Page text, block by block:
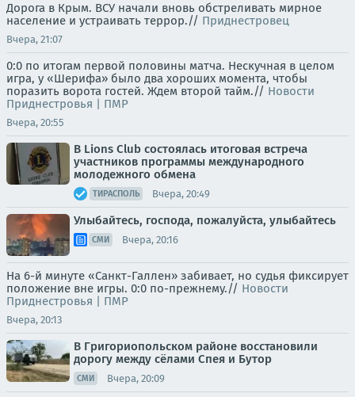
Дорога в Крым. ВСУ начали вновь обстреливать мирное
население и устраивать террор.// Приднестровец
Вчера, 21:07
0:0 по итогам первой половины матча. Нескучная в целом
игра, у «Шерифа» было два хороших момента, чтобы
поразить ворота гостей. Ждем второй тайм.// Новости
Приднестровья | ПМР
Вчера, 20:55
В Lions Club состоялась итоговая встреча
участников программы международного
молодежного обмена
ТИРАСПОЛЬ Вчера, 20:49
Улыбайтесь, господа, пожалуйста, улыбайтесь
СМИ Вчера, 20:16
На 6-й минуте «Санкт-Галлен» забивает, но судья фиксирует
положение вне игры. 0:0 по-прежнему.// Новости
Приднестровья | ПМР
Вчера, 20:13
В Григориопольском районе восстановили
дорогу между сёлами Спея и Бутор
СМИ Вчера, 20:09